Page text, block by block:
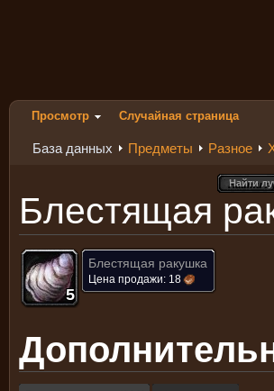
Просмотр Случайная страница
База данных Предметы Разное
Найти
Найти
Блестящая
5
5
5
5
5
5
5
5
5
Блестящая ракушка
Цена продажи: 18